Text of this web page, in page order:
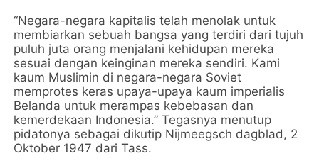
“Negara-negara kapitalis telah menolak untuk
membiarkan sebuah bangsa yang terdiri dari tujuh
puluh juta orang menjalani kehidupan mereka
sesuai dengan keinginan mereka sendiri. Kami
kaum Muslimin di negara-negara Soviet
memprotes keras upaya-upaya kaum imperialis
Belanda untuk merampas kebebasan dan
kemerdekaan Indonesia.” Tegasnya menutup
pidatonya sebagai dikutip Nijmeegsch dagblad, 2
Oktober 1947 dari Tass.